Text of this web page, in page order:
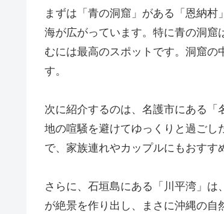
まずは「青の洞窟」がある「恩納
海が広がっています。特に青の洞窟
むには最高のスポットです。洞窟の
す。
次に紹介するのは、名護市にある
地の喧騒を避けてゆっくりと過ごし
で、家族連れやカップルにもおすす
さらに、石垣島にある「川平湾」
が絶景を作り出し、まさに沖縄の